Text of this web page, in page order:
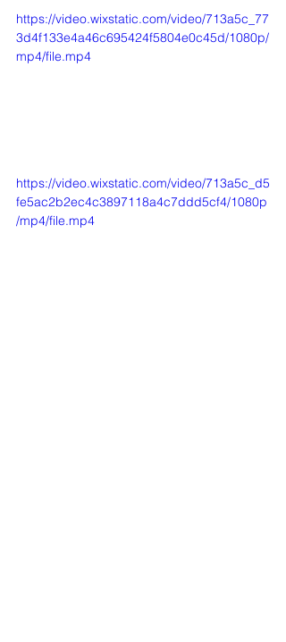
https://video.wixstatic.com/video/713a5c_77
3d4f133e4a46c695424f5804e0c45d/1080p/
mp4/file.mp4
https://video.wixstatic.com/video/713a5c_d5
fe5ac2b2ec4c3897118a4c7ddd5cf4/1080p
/mp4/file.mp4